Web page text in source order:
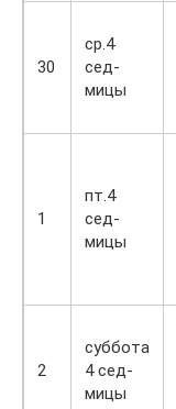
30
ср.4
сед-
мицы
1
пт.4
сед-
мицы
2
суббота
4 сед-
мицы